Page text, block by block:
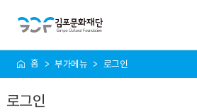
사
이
맵
홈 부가메뉴 로그인
로그인